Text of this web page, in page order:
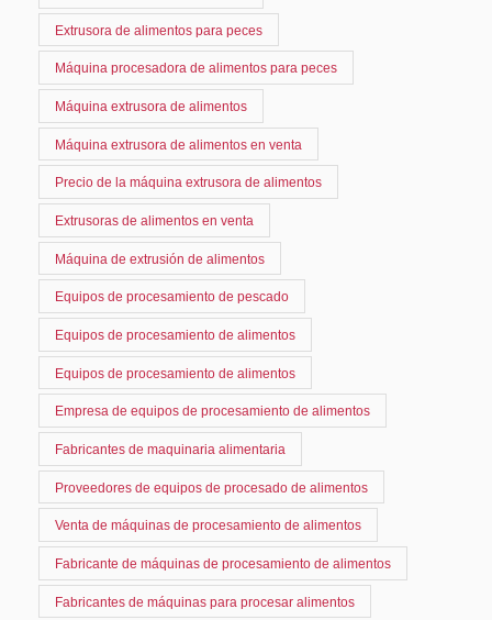
Extrusora de alimentos para peces
Máquina procesadora de alimentos para peces
Máquina extrusora de alimentos
Máquina extrusora de alimentos en venta
Precio de la máquina extrusora de alimentos
Extrusoras de alimentos en venta
Máquina de extrusión de alimentos
Equipos de procesamiento de pescado
Equipos de procesamiento de alimentos
Equipos de procesamiento de alimentos
Empresa de equipos de procesamiento de alimentos
Fabricantes de maquinaria alimentaria
Proveedores de equipos de procesado de alimentos
Venta de máquinas de procesamiento de alimentos
Fabricante de máquinas de procesamiento de alimentos
Fabricantes de máquinas para procesar alimentos